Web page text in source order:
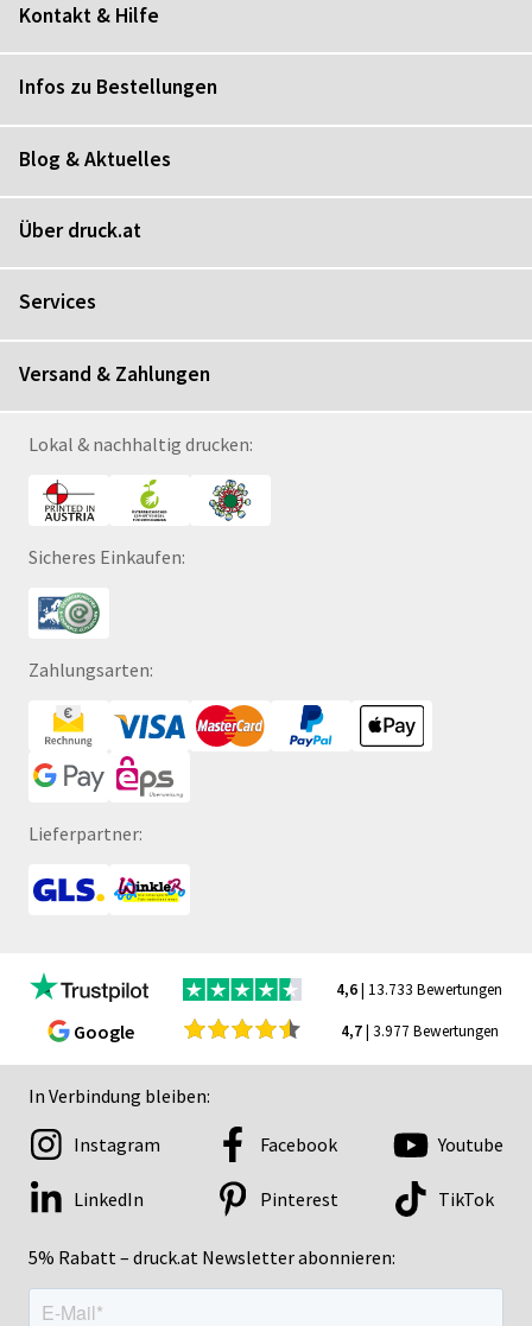
Kontakt & Hilfe
Infos zu Bestellungen
Blog & Aktuelles
Über druck.at
Services
Versand & Zahlungen
Lokal & nachhaltig drucken:
Sicheres Einkaufen:
Zahlungsarten:
Lieferpartner:
4,6| 13.733 Bewertungen
Google 4,7| 3.977 Bewertungen
In Verbindung bleiben:
5% Rabatt – druck.at Newsletter abonnieren:
Instagram Facebook Youtube
LinkedIn Pinterest TikTok